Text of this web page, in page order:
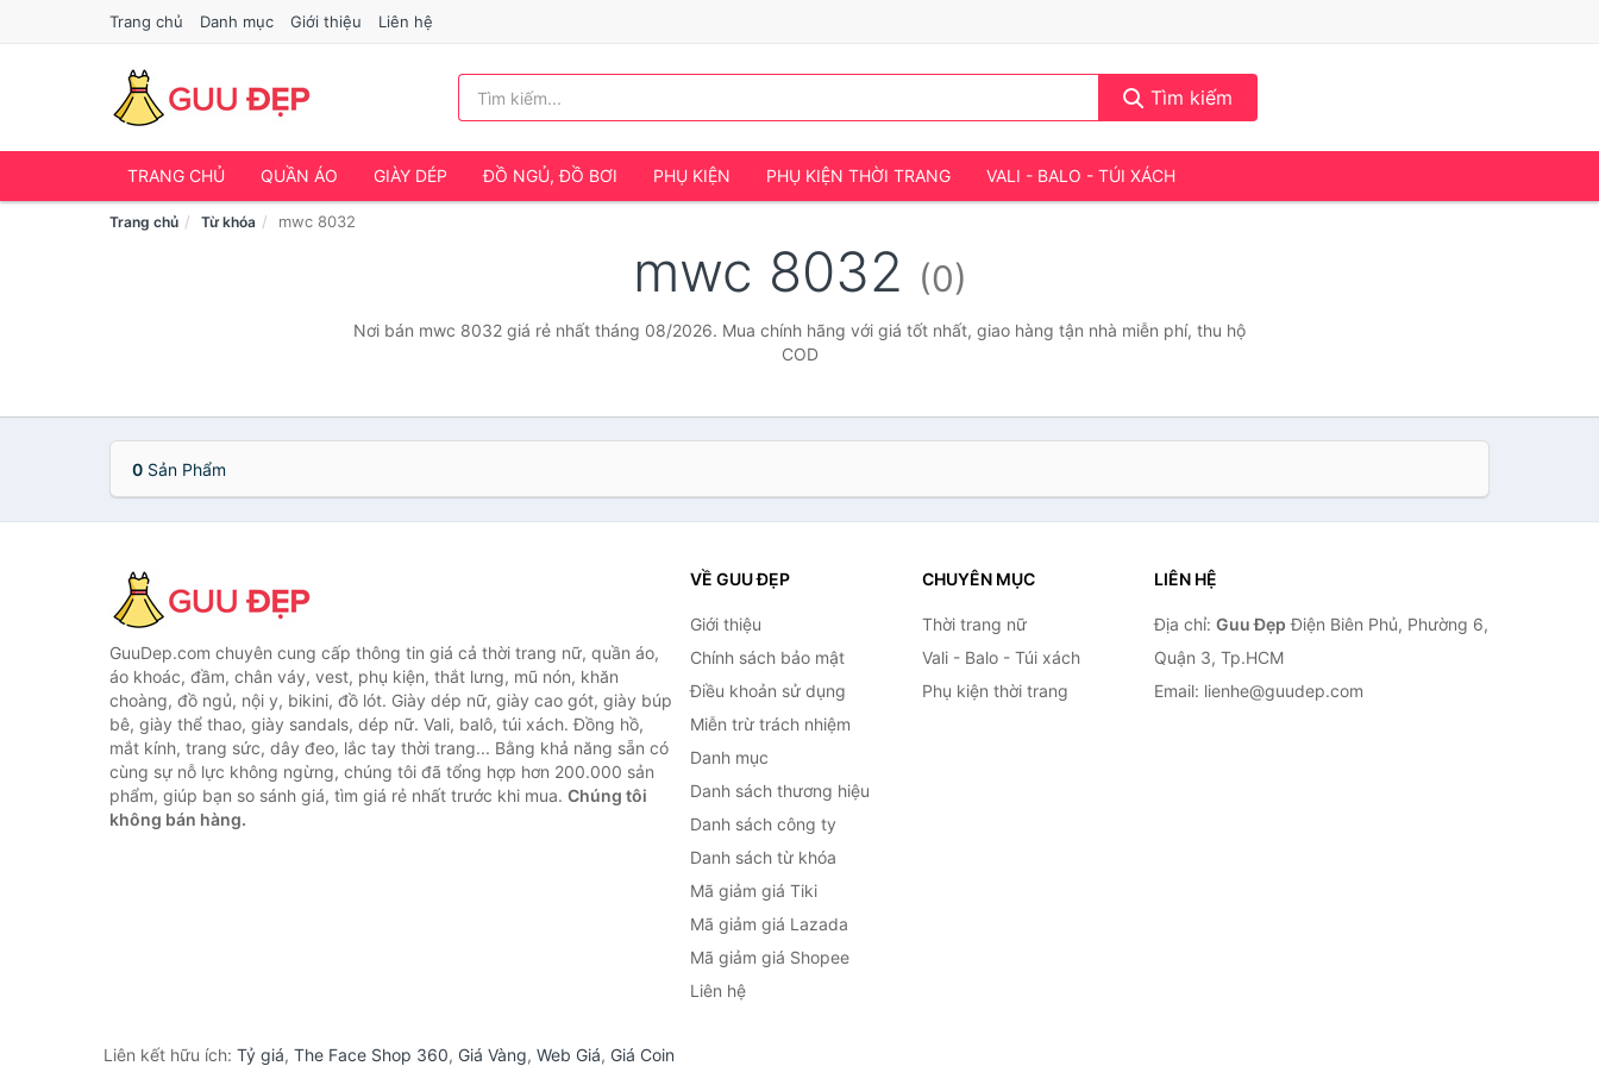
Trang chủ Danh mục Giới thiệu Liên hệ
Tìm kiếm
TRANG CHỦ QUẦN ÁO GIÀY DÉP ĐỒ NGỦ, ĐỒ BƠI PHỤ KIỆN PHỤ KIỆN THỜI TRANG VALI - BALO - TÚI XÁCH
Trang chủ Từ khóa mwc 8032
mwc 8032 (0)
Nơi bán mwc 8032 giá rẻ nhất tháng 08/2026. Mua chính hãng với giá tốt nhất, giao hàng tận nhà miễn phí, thu hộ
COD
0 Sản Phẩm
GuuDep.com chuyên cung cấp thông tin giá cả thời trang nữ, quần áo,
áo khoác, đầm, chân váy, vest, phụ kiện, thắt lưng, mũ nón, khăn
choàng, đồ ngủ, nội y, bikini, đồ lót. Giày dép nữ, giày cao gót, giày búp
bê, giày thể thao, giày sandals, dép nữ. Vali, balô, túi xách. Đồng hồ,
mắt kính, trang sức, dây đeo, lắc tay thời trang... Bằng khả năng sẵn có
cùng sự nỗ lực không ngừng, chúng tôi đã tổng hợp hơn 200.000 sản
phẩm, giúp bạn so sánh giá, tìm giá rẻ nhất trước khi mua. Chúng tôi
không bán hàng.
VỀ GUU ĐẸP
Giới thiệu
Chính sách bảo mật
Điều khoản sử dụng
Miễn trừ trách nhiệm
Danh mục
Danh sách thương hiệu
Danh sách công ty
Danh sách từ khóa
Mã giảm giá Tiki
Mã giảm giá Lazada
Mã giảm giá Shopee
Liên hệ
CHUYÊN MỤC
Thời trang nữ
Vali - Balo - Túi xách
Phụ kiện thời trang
LIÊN HỆ
Địa chỉ: Guu Đẹp Điện Biên Phủ, Phường 6,
Quận 3, Tp.HCM
Email: lienhe@guudep.com
Liên kết hữu ích: Tỷ giá, The Face Shop 360, Giá Vàng, Web Giá, Giá Coin